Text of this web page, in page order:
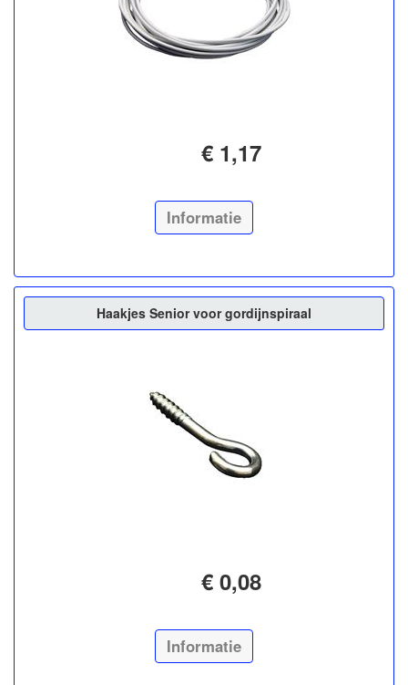
€ 1,17
Informatie
Haakjes Senior voor gordijnspiraal
€ 0,08
Informatie